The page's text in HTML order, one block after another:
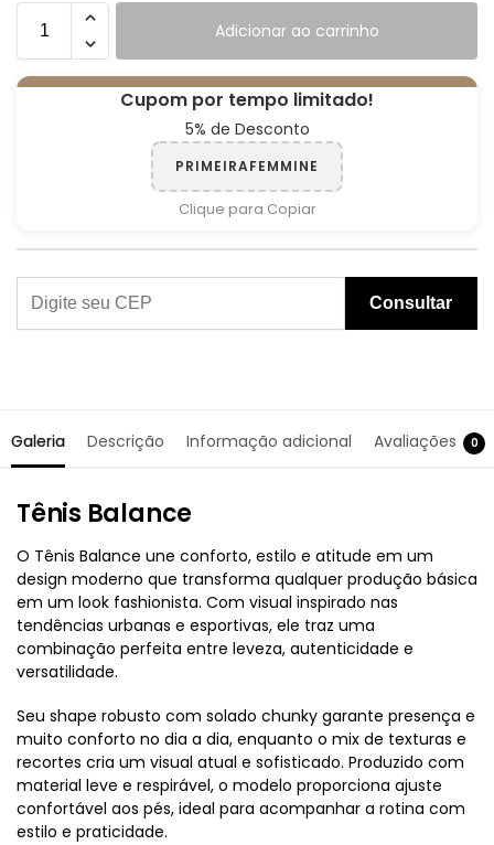
Adicionar ao carrinho
Cupom por tempo limitado!
5% de Desconto
PRIMEIRAFEMMINE
Clique para Copiar
Consultar
Galeria Descrição Informação adicional Avaliações 0
Tênis Balance
O Tênis Balance une conforto, estilo e atitude em um
design moderno que transforma qualquer produção básica
em um look fashionista. Com visual inspirado nas
tendências urbanas e esportivas, ele traz uma
combinação perfeita entre leveza, autenticidade e
versatilidade.
Seu shape robusto com solado chunky garante presença e
muito conforto no dia a dia, enquanto o mix de texturas e
recortes cria um visual atual e sofisticado. Produzido com
material leve e respirável, o modelo proporciona ajuste
confortável aos pés, ideal para acompanhar a rotina com
estilo e praticidade.